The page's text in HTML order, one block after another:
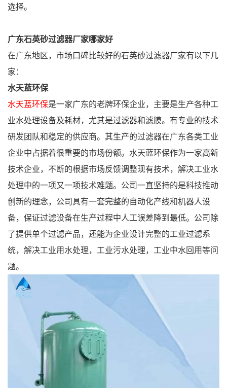
选择。
广东石英砂过滤器厂家哪家好
在广东地区，市场口碑比较好的石英砂过滤器厂家有以下几
家：
水天蓝环保
水天蓝环保是一家广东的老牌环保企业，主要是生产各种工
业水处理设备及耗材，尤其是过滤器和滤膜。有专业的技术
研发团队和稳定的供应商。其生产的过滤器在广东各类工业
企业中占据着很重要的市场份额。水天蓝环保作为一家高新
技术企业，不断的根据市场反馈调整现有技术，解决工业水
处理中的一项又一项技术难题。公司一直坚持的是科技推动
创新的理念，公司具有一套完整的自动化产线和机器人设
备，保证过滤设备在生产过程中人工误差降到最低。公司除
了提供单个过滤产品，还能为企业设计完整的工业过滤系
统，解决工业用水处理，工业污水处理，工业中水回用等问
题。